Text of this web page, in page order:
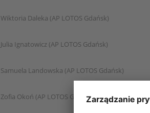
Wiktoria Daleka (AP LOTOS Gdańsk)
Julia Ignatowicz (AP LOTOS Gdańsk)
Samuela Landowska (AP LOTOS Gdańsk)
Zofia Okoń (AP LOTOS Gdańsk)